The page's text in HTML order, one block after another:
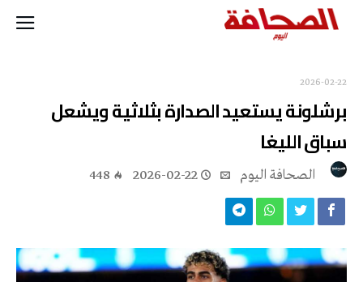
2026-02-22
برشلونة يستعيد الصدارة بثلاثية ويشعل
سباق الليغا
2026-02-22
448